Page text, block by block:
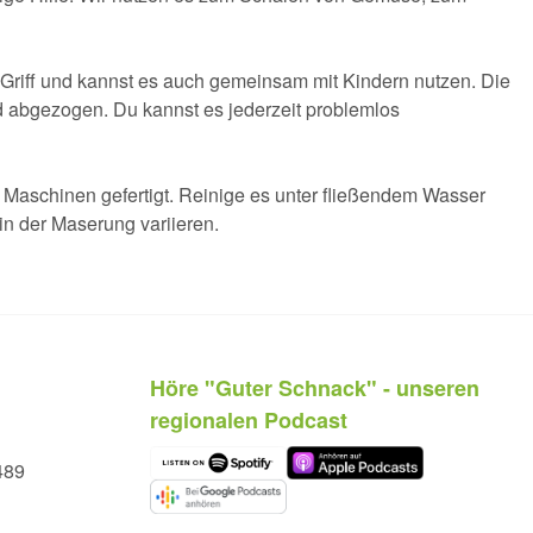
und kannst es auch gemeinsam mit Kindern nutzen. Die
Du kannst es jederzeit problemlos
gefertigt. Reinige es unter fließendem Wasser
der Maserung variieren.
Höre "Guter Schnack" - unseren
regionalen Podcast